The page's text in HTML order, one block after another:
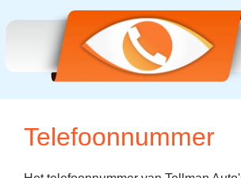
Telefoonnummer